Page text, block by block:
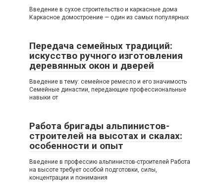
Введение в сухое строительство и каркасные дома
Каркасное домостроение — один из самых популярных
Передача семейных традиций:
искусство ручного изготовления
деревянных окон и дверей
Введение в тему: семейное ремесло и его значимость
Семейные династии, передающие профессиональные
навыки от
Работа бригады альпинистов-
строителей на высотах и скалах:
особенности и опыт
Введение в профессию альпинистов-строителей Работа
на высоте требует особой подготовки, силы,
концентрации и понимания